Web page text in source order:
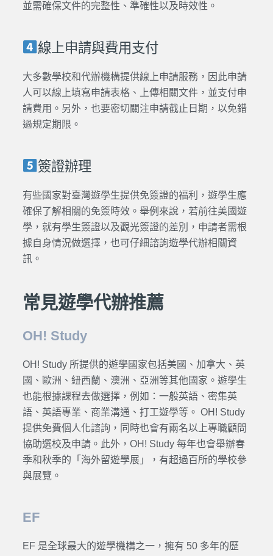
並需確保文件的完整性、準確性以及時效性。
線上申請與費用支付
大多數學校和代辦機構提供線上申請服務，因此申請
人可以線上填寫申請表格、上傳相關文件，並支付申
請費用。另外，也要密切關注申請截止日期，以免錯
過規定期限。
簽證辦理
有些國家對臺灣遊學生提供免簽證的福利，遊學生應
確保了解相關的免簽時效。舉例來說，若前往美國遊
學，就有學生簽證以及觀光簽證的差別，申請者需根
據自身情況做選擇，也可仔細諮詢遊學代辦相關資
訊。
常見遊學代辦推薦
OH! Study
OH! Study 所提供的遊學國家包括美國、加拿大、英
國、歐洲、紐西蘭、澳洲、亞洲等其他國家。遊學生
也能根據課程去做選擇，例如：一般英語、密集英
語、英語專業、商業溝通、打工遊學等。 OH! Study
提供免費個人化諮詢，同時也會有兩名以上專職顧問
協助選校及申請。此外，OH! Study 每年也會舉辦春
季和秋季的「海外留遊學展」，有超過百所的學校參
與展覽。
EF
EF 是全球最大的遊學機構之一，擁有 50 多年的歷